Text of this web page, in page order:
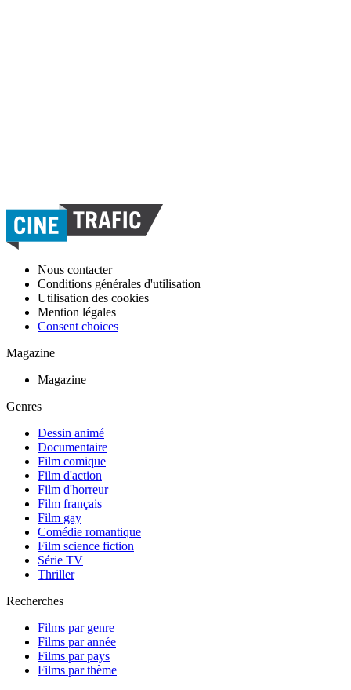
Nous contacter
Conditions générales d'utilisation
Utilisation des cookies
Mention légales
Consent choices
Magazine
Magazine
Genres
Dessin animé
Documentaire
Film comique
Film d'action
Film d'horreur
Film français
Film gay
Comédie romantique
Film science fiction
Série TV
Thriller
Recherches
Films par genre
Films par année
Films par pays
Films par thème